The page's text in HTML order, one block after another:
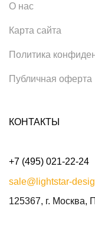
О нас
Карта сайта
Политика
Публичная оферта
КОНТАКТЫ
+7 (495) 021-22-24
sale@lightstar-
125367, г. Москва,